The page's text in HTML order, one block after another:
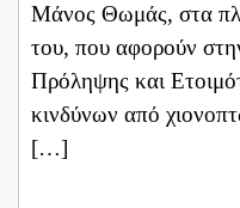
Μάνος Θωμάς, στα
του, που αφορούν
Πρόληψης και
κινδύνων από
[…]